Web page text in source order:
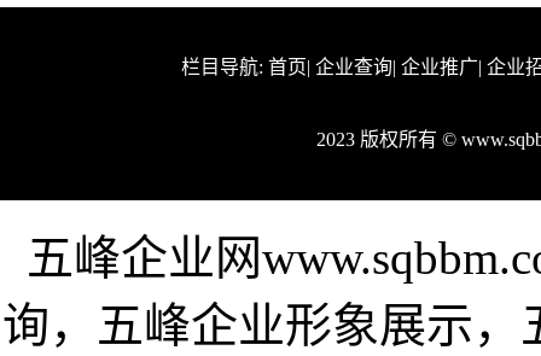
栏目导航: 首页| 企业查询| 企业推广| 企业
2023 版权所有 ©
五峰企业网
询，五峰企业形象展示